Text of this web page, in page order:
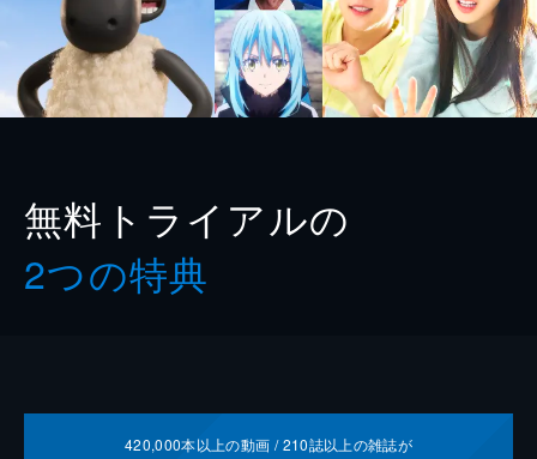
無料トライアルの
2つの特典
420,000本以上の動画 /210誌以上の雑誌が